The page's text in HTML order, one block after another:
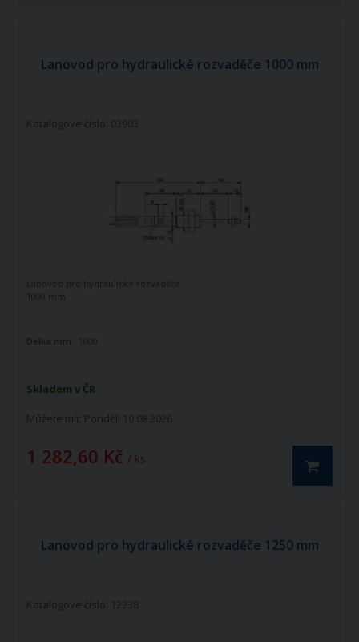
Lanovod pro hydraulické rozvaděče 1000 mm
Katalogové číslo: 03903
Skladem v ČR
Můžete mít: Pondělí 10.08.2026
1 282,60 Kč / ks
Lanovod pro hydraulické rozvaděče
1000 mm
Délka mm: 1000
Lanovod pro hydraulické rozvaděče 1250 mm
Katalogové číslo: 12238